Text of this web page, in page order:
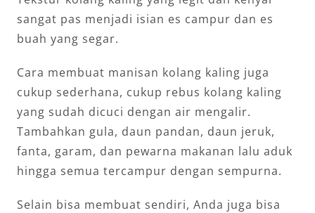
sangat pas menjadi isian es campur dan es
buah yang segar.
Cara membuat manisan kolang kaling juga
cukup sederhana, cukup rebus kolang kaling
yang sudah dicuci dengan air mengalir.
Tambahkan gula, daun pandan, daun jeruk,
fanta, garam, dan pewarna makanan lalu aduk
hingga semua tercampur dengan sempurna.
Selain bisa membuat sendiri, Anda juga bisa